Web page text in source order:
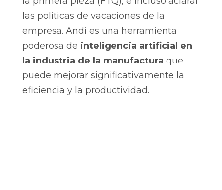
las políticas de vacaciones de la
empresa. Andi es una herramienta
poderosa de inteligencia artificial en
la industria de la manufactura que
puede mejorar significativamente la
eficiencia y la productividad.